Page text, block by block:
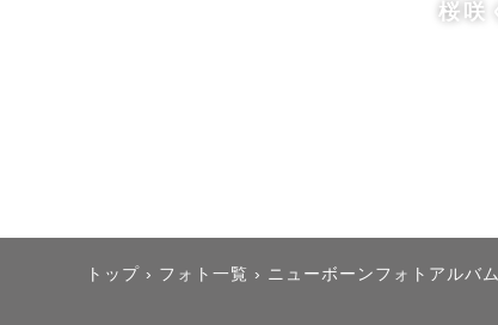
「か
桜咲
トップ › フォト一覧 › ニューボーンフォトアルバム